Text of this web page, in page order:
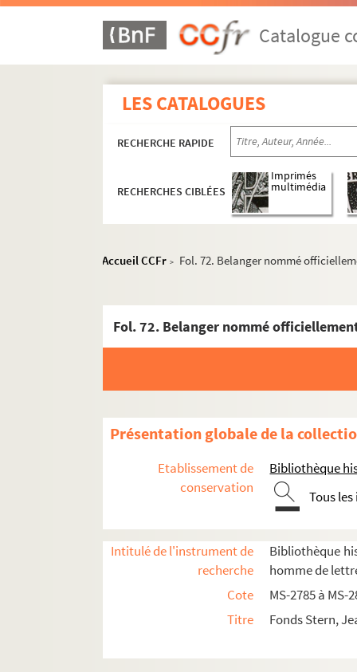
Catalogue
LES CATALOGUES
RECHERCHE RAPIDE
RECHERCHES CIBLÉES
Imprimés
multimédia
Accueil CCFr > Fol. 72. Belanger nommé
Présentation globale de la
Etablissement de
conservation
Bibliothèque
Tous
Intitulé de l'instrument de
recherche
Bibliothèque
homme de
Cote
MS-2785 à MS-
Titre
Fonds Stern,
4-MS-2785. Papiers divers
4-MS-2786. Notes de lecture, papiers
4-MS-2787. Pièces de théâtre par J. Stern
4-MS-2788. Les
Théâtre
Mesdemoiselles Colombe
4-MS-2828. Belanger : recherches (suite)
8-MS-2829. Bélanger pendant la
4-MS-2830. Bélanger, après la Révolution
Fol. 1. Affaire Mandar : construction
Fol. 32. Lettre de Belanger au ministre
Fol. 34. Plaidoyer d'Alexandre Belanger